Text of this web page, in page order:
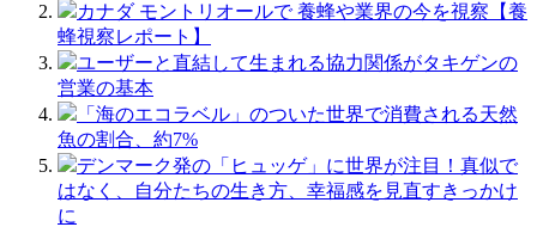
カナダ モントリオールで 養蜂や業界の今を視察【養
蜂視察レポート】
ユーザーと直結して生まれる協力関係がタキゲンの
営業の基本
「海のエコラベル」のついた世界で消費される天然
魚の割合、約7%
デンマーク発の「ヒュッゲ」に世界が注目！真似で
はなく、自分たちの生き方、幸福感を見直すきっかけ
に